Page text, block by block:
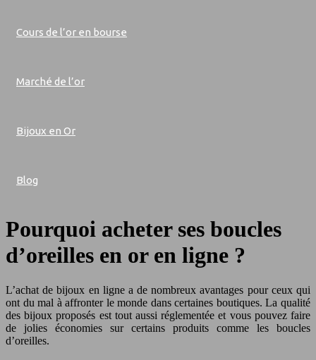
Cours de l’or en bourse
Marché de l’or
Bijoux en Or
Blog
Pourquoi acheter ses boucles
d’oreilles en or en ligne ?
L’achat de bijoux en ligne a de nombreux avantages pour ceux qui
ont du mal à affronter le monde dans certaines boutiques. La qualité
des bijoux proposés est tout aussi réglementée et vous pouvez faire
de jolies économies sur certains produits comme les boucles
d’oreilles.